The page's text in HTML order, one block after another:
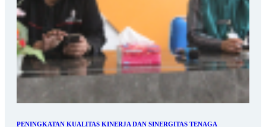
PENINGKATAN KUALITAS KINERJA DAN SINERGITAS TENAGA